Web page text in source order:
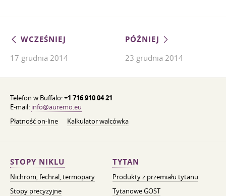
WCZEŚNIEJ
17 grudnia 2014
PÓŹNIEJ
23 grudnia 2014
Telefon w Buffalo:+1 716 910 04 21
E-mail: info@auremo.eu
Płatność on-line
Kalkulator walcówka
STOPY NIKLU
Nichrom, fechral, termopary
Stopy precyzyjne
TYTAN
Produkty z przemiału tytanu
Tytanowe GOST